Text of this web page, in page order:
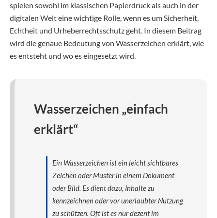
spielen sowohl im klassischen Papierdruck als auch in der
digitalen Welt eine wichtige Rolle, wenn es um Sicherheit,
Echtheit und Urheberrechtsschutz geht. In diesem Beitrag
wird die genaue Bedeutung von Wasserzeichen erklärt, wie
es entsteht und wo es eingesetzt wird.
Wasserzeichen „einfach
erklärt“
Ein Wasserzeichen ist ein leicht sichtbares
Zeichen oder Muster in einem Dokument
oder Bild. Es dient dazu, Inhalte zu
kennzeichnen oder vor unerlaubter Nutzung
zu schützen. Oft ist es nur dezent im